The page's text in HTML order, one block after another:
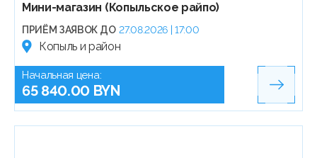
Мини-магазин (Копыльское райпо)
ПРИЁМ ЗАЯВОК ДО 27.08.2026 | 17:00
Копыль и район
Начальная цена:
65 840.00 BYN